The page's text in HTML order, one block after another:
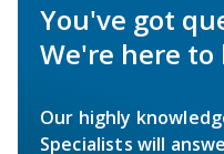
You've got
We're here to
Our highly
Specialists will